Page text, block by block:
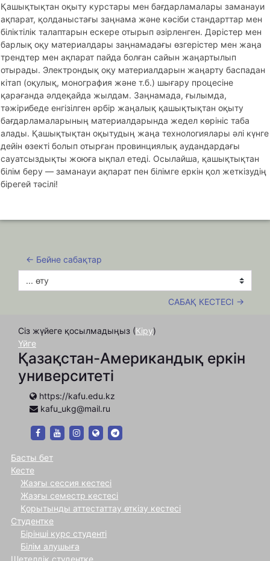
Қашықтықтан оқыту курстары мен бағдарламалары заманауи
ақпарат, қолданыстағы заңнама және кәсіби стандарттар мен
біліктілік талаптарын ескере отырып әзірленген. Дәрістер мен
барлық оқу материалдары заңнамадағы өзгерістер мен жаңа
трендтер мен ақпарат пайда болған сайын жаңартылып
отырады. Электрондық оқу материалдарын жаңарту баспадан
кітап (оқулық, монография және т.б.) шығару процесіне
қарағанда әлдеқайда жылдам. Заңнамада, ғылымда,
тәжірибеде енгізілген әрбір жаңалық қашықтықтан оқыту
бағдарламаларының материалдарында жедел көрініс таба
алады. Қашықтықтан оқытудың жаңа технологиялары әлі күнге
дейін өзекті болып отырған провинциялық аудандардағы
сауатсыздықты жоюға ықпал етеді. Осылайша, қашықтықтан
білім беру — заманауи ақпарат пен білімге еркін қол жеткізудің
бірегей тәсілі!
← Бейне сабақтар
... өту
САБАҚ КЕСТЕСІ →
Сіз жүйеге қосылмадыңыз (Кіру)
Үйге
Қазақстан-Американдық еркін
университеті
https://kafu.edu.kz
kafu_ukg@mail.ru
https://www.facebook.com/kafukz/?ref=bookmarks
https://www.youtube.com/channel/
https://www.instagram.com/kafukz/?hl=ru
https://kafu.edu.kz
Басты бет
Кесте
Жазғы сессия кестесі
Жазғы семестр кестесі
Қорытынды аттестаттау өткізу кестесі
Студентке
Бірінші курс студенті
Білім алушыға
Шетелдік студентке